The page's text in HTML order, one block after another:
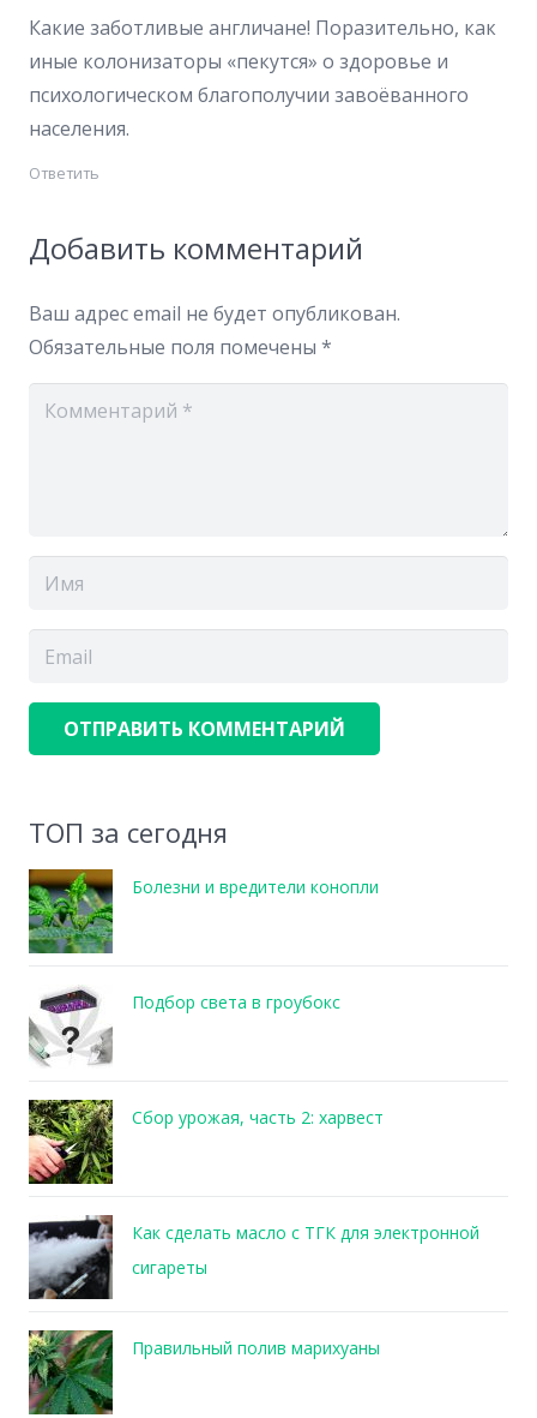
Какие заботливые англичане! Поразительно, как
иные колонизаторы «пекутся» о здоровье и
психологическом благополучии завоёванного
населения.
Ответить
Добавить комментарий
Ваш адрес email не будет опубликован.
Обязательные поля помечены *
ОТПРАВИТЬ КОММЕНТАРИЙ
ТОП за сегодня
Болезни и вредители конопли
Подбор света в гроубокс
Сбор урожая, часть 2: харвест
Как сделать масло с ТГК для электронной
сигареты
Правильный полив марихуаны